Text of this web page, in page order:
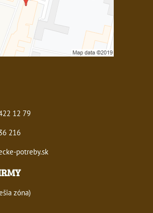
12 79
216
potreby.sk
zóna)